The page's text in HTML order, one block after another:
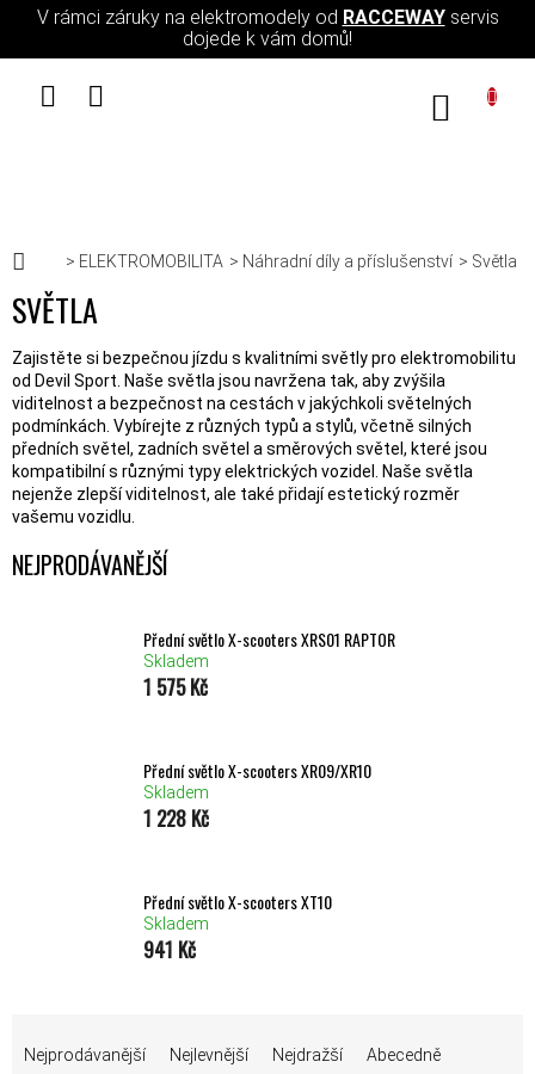
Přejít na obsah
V rámci záruky na elektromodely od RACCEWAYservis
dojede k vám domů!
Domů
ELEKTROMOBILITA Náhradní díly a příslušenství Světla
SVĚTLA
Zajistěte si bezpečnou jízdu s kvalitními světly pro elektromobilitu
od Devil Sport. Naše světla jsou navržena tak, aby zvýšila
viditelnost a bezpečnost na cestách v jakýchkoli světelných
podmínkách. Vybírejte z různých typů a stylů, včetně silných
předních světel, zadních světel a směrových světel, které jsou
kompatibilní s různými typy elektrických vozidel. Naše světla
nejenže zlepší viditelnost, ale také přidají estetický rozměr
vašemu vozidlu.
NEJPRODÁVANĚJŠÍ
Přední světlo X-scooters XRS01 RAPTOR
Skladem
1 575 Kč
Přední světlo X-scooters XR09/XR10
Skladem
1 228 Kč
Přední světlo X-scooters XT10
Skladem
941 Kč
Nejprodávanější Nejlevnější Nejdražší Abecedně